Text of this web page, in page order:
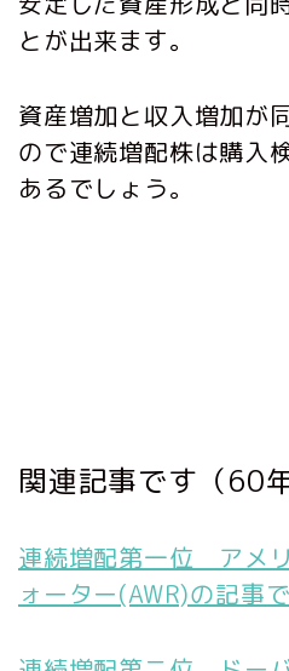
とが出来ます。
資産増加と収入増加が
ので連続増配株は購入
あるでしょう。
関連記事です（60
連続増配第一位 アメ
ォーター(AWR)の記事